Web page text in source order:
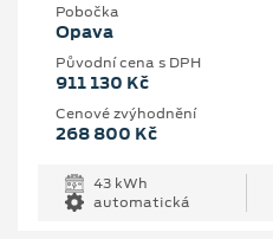
Pobočka
Opava
Původní cena s DPH
911 130 Kč
Cenové zvýhodnění
268 800 Kč
43 kWh
automatická